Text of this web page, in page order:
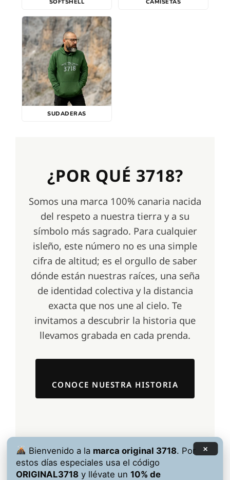
SOFTSHELL CAMISETAS
SUDADERAS
¿POR QUÉ 3718?
Somos una marca 100% canaria nacida
del respeto a nuestra tierra y a su
símbolo más sagrado. Para cualquier
isleño, este número no es una simple
cifra de altitud; es el orgullo de saber
dónde están nuestras raíces, una seña
de identidad colectiva y la distancia
exacta que nos une al cielo. Te
invitamos a descubrir la historia que
llevamos grabada en cada prenda.
CONOCE NUESTRA HISTORIA
×
Bienvenido a la marca original 3718. Por
estos días especiales usa el código
ORIGINAL3718 y llévate un10% de